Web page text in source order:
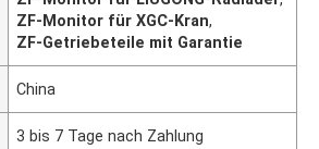
ZF-Monitor für XGC-Kran,
ZF-Getriebeteile mit Garantie
China
3 bis 7 Tage nach Zahlung